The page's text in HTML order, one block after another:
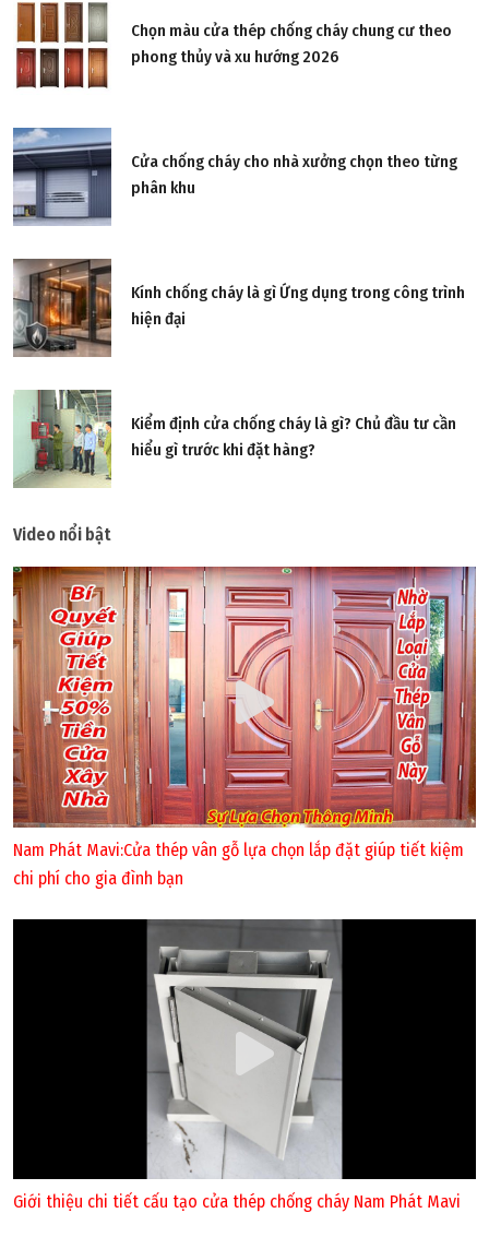
Chọn màu cửa thép chống cháy chung cư theo
phong thủy và xu hướng 2026
Cửa chống cháy cho nhà xưởng chọn theo từng
phân khu
Kính chống cháy là gì Ứng dụng trong công trình
hiện đại
Kiểm định cửa chống cháy là gì? Chủ đầu tư cần
hiểu gì trước khi đặt hàng?
Video nổi bật
Nam Phát Mavi:Cửa thép vân gỗ lựa chọn lắp đặt giúp tiết kiệm
chi phí cho gia đình bạn
Giới thiệu chi tiết cấu tạo cửa thép chống cháy Nam Phát Mavi